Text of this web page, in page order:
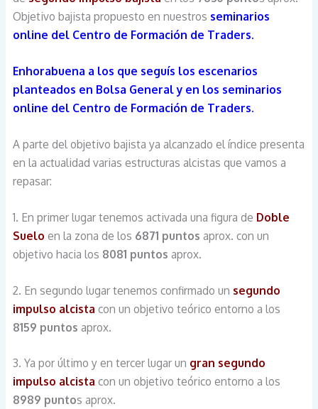
Objetivo bajista propuesto en nuestros seminarios
online del Centro de Formación de Traders.
Enhorabuena a los que seguís los escenarios
planteados en Bolsa General y en los seminarios
online del Centro de Formación de Traders.
A parte del objetivo bajista ya alcanzado el índice presenta
en la actualidad varias estructuras alcistas que vamos a
repasar:
1. En primer lugar tenemos activada una figura de Doble
Suelo en la zona de los 6871 puntos aprox. con un
objetivo hacia los 8081 puntos aprox.
2. En segundo lugar tenemos confirmado un segundo
impulso alcista con un objetivo teórico entorno a los
8159 puntos aprox.
3. Ya por último y en tercer lugar un gran segundo
impulso alcista con un objetivo teórico entorno a los
8989 puntos aprox.